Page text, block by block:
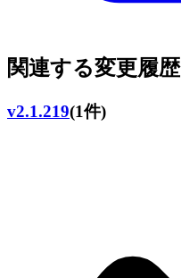
関連する変更履歴
v2.1.219(1件)